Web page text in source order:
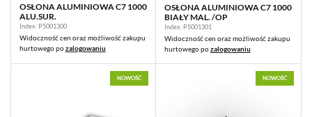
OSŁONA ALUMINIOWA C7 1000
ALU.SUR.
Index: P5001300
Widoczność cen oraz możliwość zakupu
hurtowego pozalogowaniu
OSŁONA ALUMINIOWA C7 1000
BIAŁY MAL. /OP
Index: P5001301
Widoczność cen oraz możliwość zakupu
hurtowego pozalogowaniu
NOWOŚĆ NOWOŚĆ